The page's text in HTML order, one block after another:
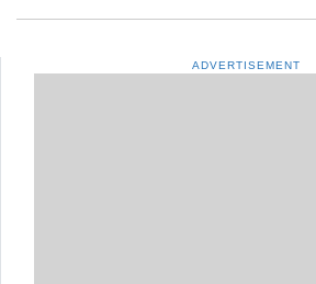
ADVERTISEMENT